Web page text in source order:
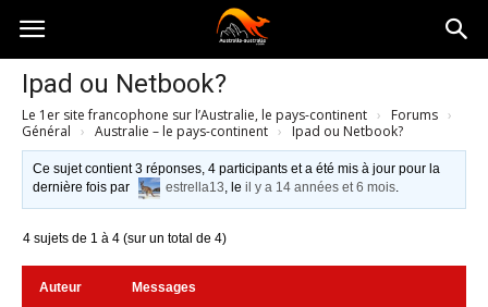
Australia-
australie.com
Ipad ou Netbook?
Le 1er site francophone sur l’Australie, le pays-continent › Forums ›
Général › Australie – le pays-continent › Ipad ou Netbook?
Ce sujet contient 3 réponses, 4 participants et a été mis à jour pour la
dernière fois par
estrella13, leil y a 14 années et 6 mois.
4 sujets de 1 à 4 (sur un total de 4)
Auteur Messages